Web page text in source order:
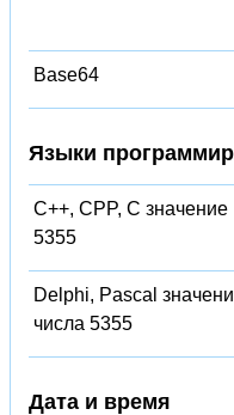
Base64
Языки
C++, CPP, C значение
5355
Delphi, Pascal
числа 5355
Дата и время